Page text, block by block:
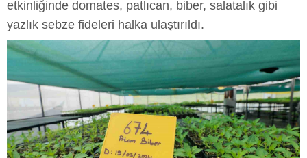
etkinliğinde domates, patlıcan, biber, salatalık gibi
yazlık sebze fideleri halka ulaştırıldı.